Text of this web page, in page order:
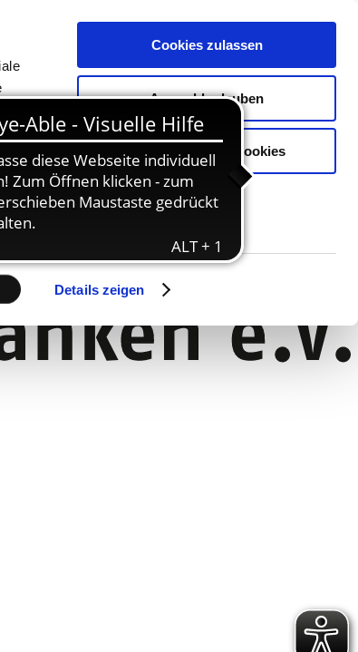
Details zeigen
Cookies zulassen
Auswahl erlauben
Nur notwendige Cookies